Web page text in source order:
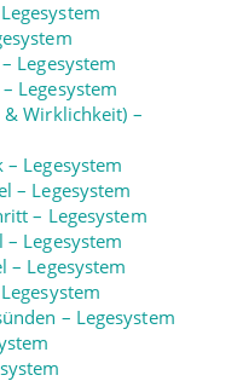
Legesystem
Legesystem
Wirklichkeit) –
– Legesystem
– Legesystem
– Legesystem
– Legesystem
– Legesystem
– Legesystem